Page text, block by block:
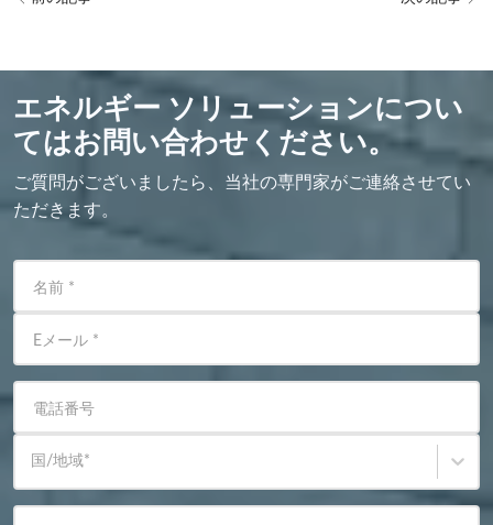
エネルギー ソリューションについ
てはお問い合わせください。
ご質問がございましたら、当社の専門家がご連絡させてい
ただきます。
名前 *
Eメール *
電話番号
国/地域*